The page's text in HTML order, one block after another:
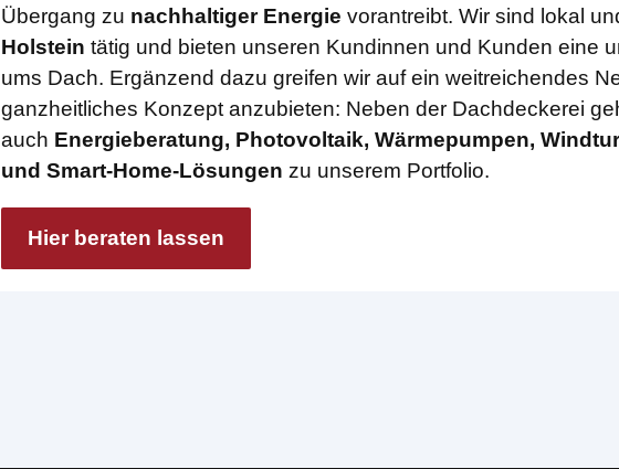
Übergang zu nachhaltiger Energie vorantreibt. Wir sind lokal
Holstein tätig und bieten unseren Kundinnen und Kunden eine
ums Dach. Ergänzend dazu greifen wir auf ein weitreichendes
ganzheitliches Konzept anzubieten: Neben der Dachdeckerei
auch Energieberatung, Photovoltaik, Wärmepumpen,
und Smart-Home-Lösungen zu unserem Portfolio.
Hier beraten lassen